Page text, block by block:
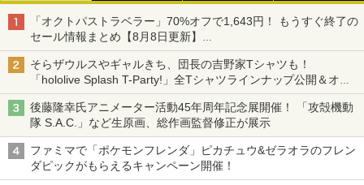
「オクトパストラベラー」70%オフで1,643円！ もうすぐ終了の
セール情報まとめ【8月8日更新】
ニンテンドーeショップでは「大神 絶景版」が67%オフで990円
そらザウルスやギャルきち、団長の吉野家Tシャツも！
「hololive Splash T-Party!」全Tシャツラインナップ公開＆オン
ライン販売開始
後藤隆幸氏アニメーター活動45年周年記念展開催！ 「攻殻機動
隊 S.A.C.」など生原画、総作画監督修正が展示
ファミマで「ポケモンフレンダ」ピカチュウ&ゼラオラのフレン
ダピックがもらえるキャンペーン開催！